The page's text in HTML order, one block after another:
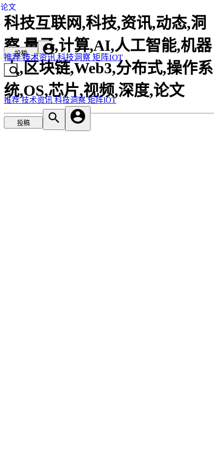
科技互联网,科技,资讯,动态,洞
察,量子,计算,AI,人工智能,机器
人,区块链,Web3,分布式,操作系
统,OS,芯片,视频,深度,论文
投稿
推荐技术资讯科技洞察 矩阵IOT
推荐技术资讯科技洞察矩阵IOT
投稿
论文